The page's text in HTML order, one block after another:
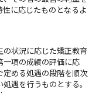
に応じたものとなるよ
の状況に応じた矯正教育
一項の成績の評価に応
定める処遇の段階を順次
遇を行うものとする。